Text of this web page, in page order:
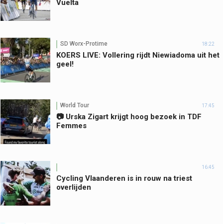
Vuelta
SD Worx-Protime 18:22
KOERS LIVE: Vollering rijdt Niewiadoma uit het
geel!
World Tour 17:45
📷 Urska Zigart krijgt hoog bezoek in TDF
Femmes
16:45
Cycling Vlaanderen is in rouw na triest
overlijden